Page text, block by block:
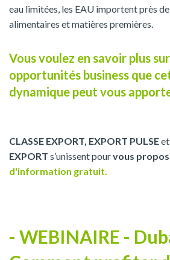
eau limitées, les EAU importent près
alimentaires et matières premières.
Vous voulez en savoir plus
opportunités business que
dynamique peut vous
CLASSE EXPORT, EXPORT PULSE
EXPORT s’unissent pourvous
d'information gratuit.
- WEBINAIRE -